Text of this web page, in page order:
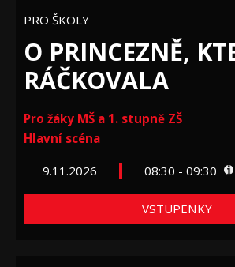
PRO ŠKOLY
O PRINCEZNĚ,
RÁČKOVALA
Pro žáky MŠ a 1. stupně ZŠ
Hlavní scéna
9.11.2026 08:30 - 09:30
VSTUPENKY